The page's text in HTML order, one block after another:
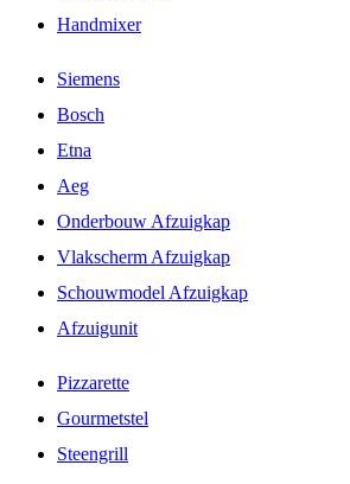
Handmixer
Siemens
Bosch
Etna
Aeg
Onderbouw Afzuigkap
Vlakscherm Afzuigkap
Schouwmodel Afzuigkap
Afzuigunit
Pizzarette
Gourmetstel
Steengrill